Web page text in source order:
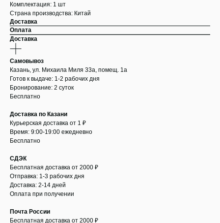
Комплектация: 1 шт
Страна производства: Китай
Доставка
Оплата
Доставка
Самовывоз
Казань, ул. Михаила Миля 33а, помещ. 1а
Готов к выдаче: 1-2 рабочих дня
Бронирование: 2 суток
Бесплатно
Доставка по Казани
Курьерская доставка от 1 ₽
Время: 9:00-19:00 ежедневно
Бесплатно
СДЭК
Бесплатная доставка от 2000 ₽
Отправка: 1-3 рабочих дня
Доставка: 2-14 дней
Оплата при получении
Почта России
Бесплатная доставка от 2000 ₽